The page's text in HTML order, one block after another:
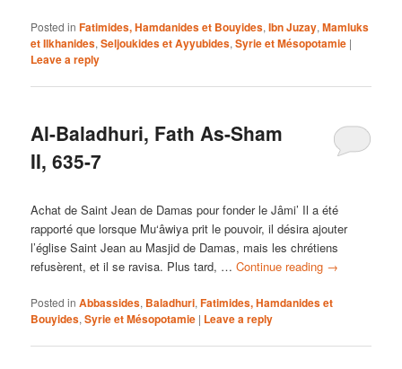
Posted in Fatimides, Hamdanides et Bouyides,Ibn Juzay,Mamluks
et Ilkhanides,Seljoukides et Ayyubides,Syrie et Mésopotamie |
Leave a reply
Al-Baladhuri, Fath As-Sham
II, 635-7
Achat de Saint Jean de Damas pour fonder le Jâmi’ Il a été
rapporté que lorsque Mu‘âwiya prit le pouvoir, il désira ajouter
l’église Saint Jean au Masjid de Damas, mais les chrétiens
refusèrent, et il se ravisa. Plus tard, …Continue reading →
Posted in Abbassides, Baladhuri,Fatimides, Hamdanides et
Bouyides,Syrie et Mésopotamie | Leave a reply